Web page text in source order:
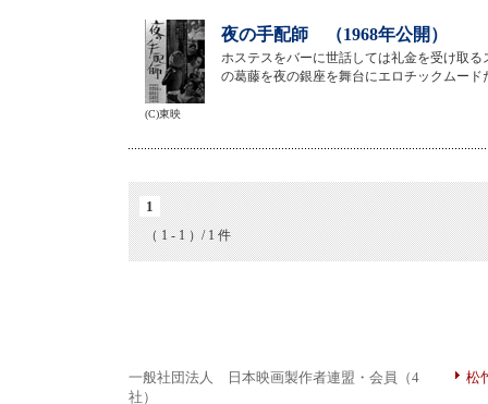
夜の手配師 （1968年公開）
ホステスをバーに世話しては礼金を受け取
の葛藤を夜の銀座を舞台にエロチックムード
(C)東映
1
（ 1 - 1 ）/ 1 件
一般社団法人 日本映画製作者連盟・会員（4
社）
松